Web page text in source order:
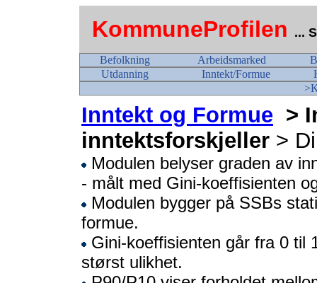
KommuneProfilen ...
Befolkning Arbeidsmarked
Utdanning
Inntekt/Formue
Inntekt og Formue >
inntektsforskjeller >
Modulen belyser graden av
- målt med Gini-koeffisienten
Modulen bygger på SSBs
formue.
Gini-koeffisienten går fra 0 til
størst ulikhet.